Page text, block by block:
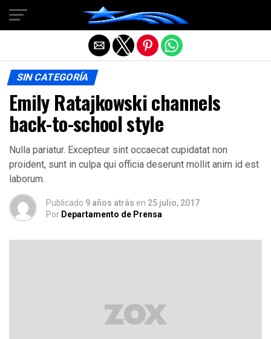
SIN CATEGORÍA
Emily Ratajkowski channels
back-to-school style
Nulla pariatur. Excepteur sint occaecat cupidatat non
proident, sunt in culpa qui officia deserunt mollit anim id est
laborum.
Publicado 9 años atrás en 25 julio, 2017
Por Departamento de Prensa
Salir de la versión móvil